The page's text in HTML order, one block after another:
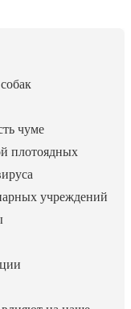
чуме
плотоядных
учреждений